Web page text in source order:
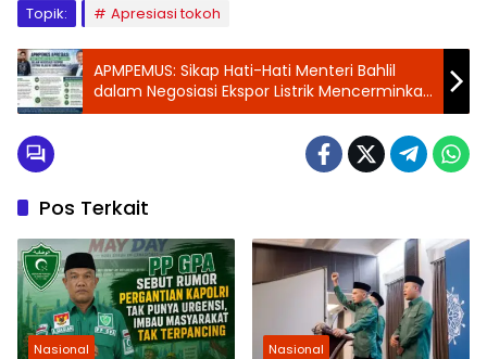
Topik:
Apresiasi tokoh
APMPEMUS: Sikap Hati-Hati Menteri Bahlil
dalam Negosiasi Ekspor Listrik Mencerminkan
Komitmen Melindungi Kepentingan Nasional
Pos Terkait
Nasional Nasional